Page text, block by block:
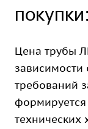
покупки:
Цена трубы
зависимости
требований
технических